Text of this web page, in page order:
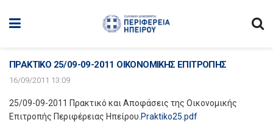
ΠΡΑΚΤΙΚΟ 25/09-09-2011 ΟΙΚΟΝΟΜΙΚΗΣ ΕΠΙΤΡΟΠΗΣ
16/09/2011 13:09
25/09-09-2011 Πρακτικό και Αποφάσεις της Οικονομικής
Επιτροπής Περιφέρειας Ηπείρου .Praktiko25.pdf